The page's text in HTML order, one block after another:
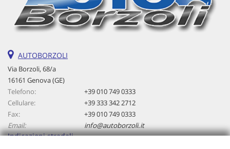
AUTOBORZOLI
Via Borzoli, 68/a
16161 Genova (GE)
Telefono:
+39 010 749 0333
Cellulare:
+39 333 342 2712
Fax:
+39 010 749 0333
Email:
info@autoborzoli.it
Indicazioni stradali
Cookie di marketing
Leggi
cookie
policy
Salva
le
impostazioni